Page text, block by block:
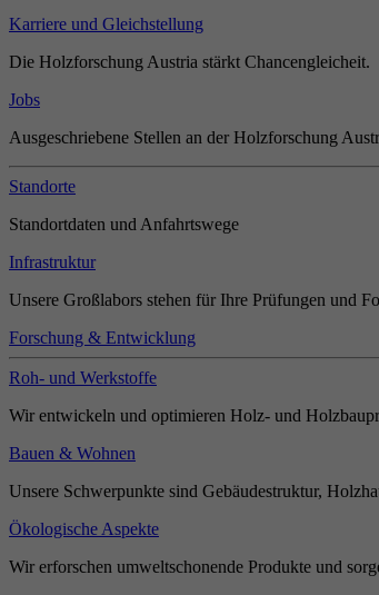
Karriere und Gleichstellung
Die Holzforschung Austria stärkt Chancengleicheit.
Jobs
Ausgeschriebene Stellen an der Holzforschung
Standorte
Standortdaten und Anfahrtswege
Infrastruktur
Unsere Großlabors stehen für Ihre Prüfungen und
Forschung & Entwicklung
Roh- und Werkstoffe
Wir entwickeln und optimieren Holz- und
Bauen & Wohnen
Unsere Schwerpunkte sind Gebäudestruktur,
Ökologische Aspekte
Wir erforschen umweltschonende Produkte und